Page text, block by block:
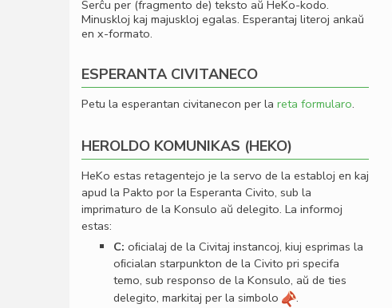
Serĉu per (fragmento de) teksto aŭ HeKo-kodo.
Minuskloj kaj majuskloj egalas. Esperantaj literoj ankaŭ
en x-formato.
ESPERANTA CIVITANECO
Petu la esperantan civitanecon per la reta formularo.
HEROLDO KOMUNIKAS (HEKO)
HeKo estas retagentejo je la servo de la establoj en kaj
apud la Pakto por la Esperanta Civito, sub la
imprimaturo de la Konsulo aŭ delegito. La informoj
estas:
C: oﬁcialaj de la Civitaj instancoj, kiuj esprimas la
oﬁcialan starpunkton de la Civito pri specifa
temo, sub responso de la Konsulo, aŭ de ties
delegito, markitaj per la simbolo
.